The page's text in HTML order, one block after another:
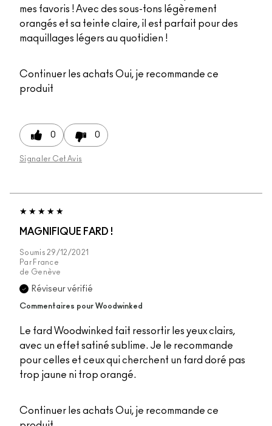
mes favoris ! Avec des sous-tons légèrement
orangés et sa teinte claire, il est parfait pour des
maquillages légers au quotidien !
Continuer les achats Oui, je recommande ce
produit
0 0
Signaler Cet Avis
MAGNIFIQUE FARD !
Soumis 29/12/2021
Par France
de Genève
Réviseur vérifié
Commentaires pour Woodwinked
Le fard Woodwinked fait ressortir les yeux clairs,
avec un effet satiné sublime. Je le recommande
pour celles et ceux qui cherchent un fard doré pas
trop jaune ni trop orangé.
Continuer les achats Oui, je recommande ce